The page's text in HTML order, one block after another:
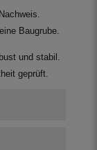
Baugrube.
und stabil.
geprüft.